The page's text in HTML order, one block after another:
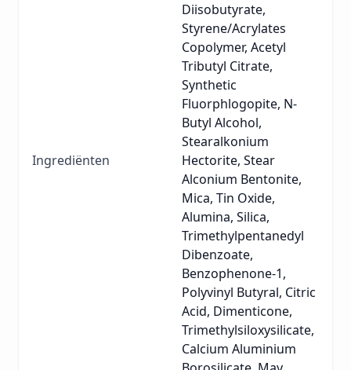
Ingrediënten
Diisobutyrate,
Styrene/Acrylates
Copolymer, Acetyl
Tributyl Citrate,
Synthetic
Fluorphlogopite, N-
Butyl Alcohol,
Stearalkonium
Hectorite, Stear
Alconium Bentonite,
Mica, Tin Oxide,
Alumina, Silica,
Trimethylpentanedyl
Dibenzoate,
Benzophenone-1,
Polyvinyl Butyral, Citric
Acid, Dimenticone,
Trimethylsiloxysilicate,
Calcium Aluminium